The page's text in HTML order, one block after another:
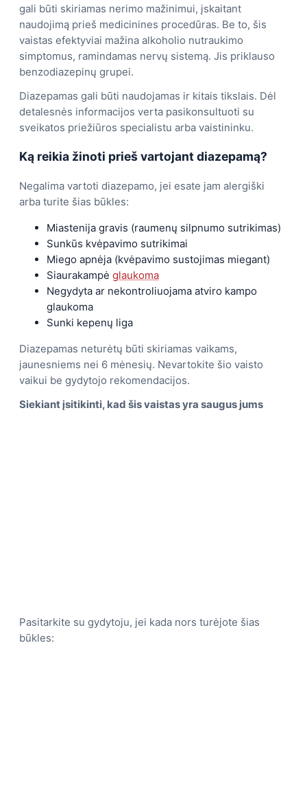
gali būti skiriamas nerimo mažinimui, įskaitant
naudojimą prieš medicinines procedūras. Be to, šis
vaistas efektyviai mažina alkoholio nutraukimo
simptomus, ramindamas nervų sistemą. Jis priklauso
benzodiazepinų grupei.
Diazepamas gali būti naudojamas ir kitais tikslais. Dėl
detalesnės informacijos verta pasikonsultuoti su
sveikatos priežiūros specialistu arba vaistininku.
Ką reikia žinoti prieš vartojant diazepamą?
Negalima vartoti diazepamo, jei esate jam alergiški
arba turite šias būkles:
Miastenija gravis (raumenų silpnumo sutrikimas)
Sunkūs kvėpavimo sutrikimai
Miego apnėja (kvėpavimo sustojimas miegant)
Siaurakampė glaukoma
Negydyta ar nekontroliuojama atviro kampo
glaukoma
Sunki kepenų liga
Diazepamas neturėtų būti skiriamas vaikams,
jaunesniems nei 6 mėnesių. Nevartokite šio vaisto
vaikui be gydytojo rekomendacijos.
Siekiant įsitikinti, kad šis vaistas yra saugus jums
Pasitarkite su gydytoju, jei kada nors turėjote šias
būkles: